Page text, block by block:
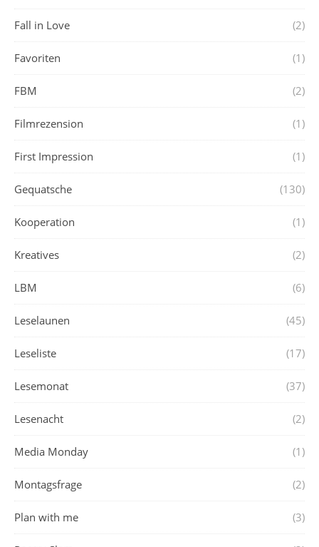
Fall in Love (2)
Favoriten (1)
FBM (2)
Filmrezension (1)
First Impression (1)
Gequatsche (130)
Kooperation (1)
Kreatives (2)
LBM (6)
Leselaunen (45)
Leseliste (17)
Lesemonat (37)
Lesenacht (2)
Media Monday (1)
Montagsfrage (2)
Plan with me (3)